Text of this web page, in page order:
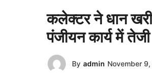
कलेक्टर ने धान
पंजीयन कार्य में
By admin November